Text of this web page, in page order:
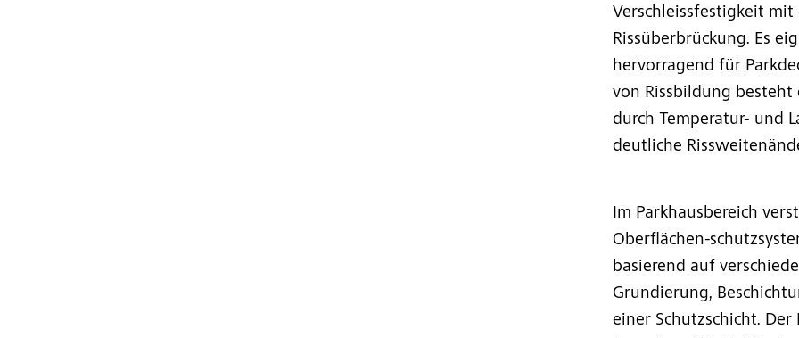
Verschleissfestigkeit
Rissüberbrückung. Es
hervorragend für
von Rissbildung besteht
durch Temperatur- und
deutliche
Im Parkhausbereich
Oberflächen-
basierend auf
Grundierung,
einer Schutzschicht. Der